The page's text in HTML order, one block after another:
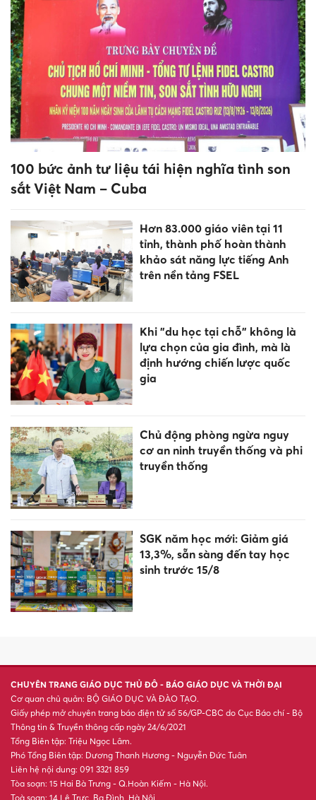
Phối hợp liên ngành bảo đảm
an toàn trường học, phòng
chống bạo lực học đường
Hơn 700 giáo viên Hưng Yên
được bồi dưỡng kỹ năng dạy
hát Chèo
hóa các nguồn lực đầu tư
sắp xếp, bảo lưu phụ cấp cho
cán bộ quản lý
tiền mỏi tay trong tháng 7 Âm
Bắc hôm nay ngày 4/8/2026
Họp báo, phát động Giải Báo
chí toàn quốc ‘Vì sự nghiệp
giáo dục Việt Nam’ năm 2026